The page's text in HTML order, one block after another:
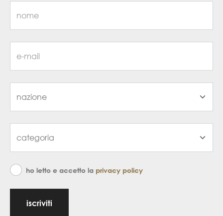
ho letto e accetto la privacy policy
iscriviti